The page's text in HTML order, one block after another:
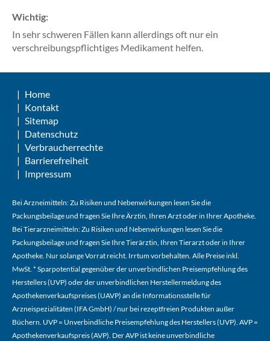
Wichtig:
In sehr schweren Fällen kann allerdings oft nur ein
verschreibungspflichtiges Medikament helfen.
Home
Kontakt
Sitemap
Datenschutz
Verbraucherrechte
Barrierefreiheit
Impressum
Bei Arzneimitteln: Zu Risiken und Nebenwirkungen lesen Sie die
Packungsbeilage und fragen Sie Ihre Ärztin, Ihren Arzt oder in Ihrer Apotheke.
Bei Tierarzneimitteln: Zu Risiken und Nebenwirkungen lesen Sie die
Packungsbeilage und fragen Sie Ihre Tierärztin, Ihren Tierarzt oder in Ihrer
Apotheke. Nur solange Vorrat reicht. Irrtum vorbehalten. Alle Preise inkl.
MwSt. * Sparpotential gegenüber der unverbindlichen Preisempfehlung des
Herstellers (UVP) oder der unverbindlichen Herstellermeldung des
Apothekenverkaufspreises (UAVP) an die Informationsstelle für
Arzneispezialitäten (IFA GmbH) / nur bei rezeptfreien Produkten außer
Büchern. UVP = Unverbindliche Preisempfehlung des Herstellers (UVP). AVP =
Apothekenverkaufspreis (AVP). Der AVP ist keine unverbindliche